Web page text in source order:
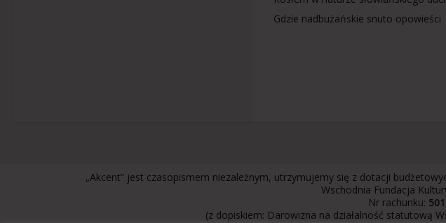
Gdzie nadbużańskie snuto opowieści
„Akcent” jest czasopismem niezależnym, utrzymujemy się z dotacji
Wschodnia Fundacja
Nr rachunku:
(z dopiskiem: Darowizna na działalność statutową